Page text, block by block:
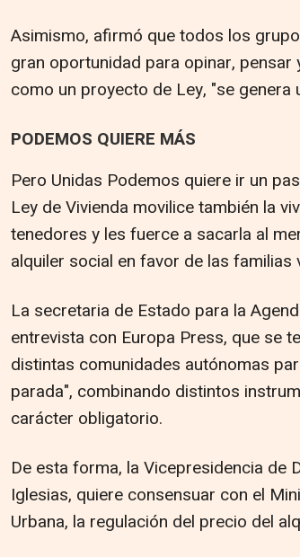
Asimismo, afirmó que todos los
gran oportunidad para opinar,
como un proyecto de Ley, "se
PODEMOS QUIERE MÁS
Pero Unidas Podemos quiere ir un
Ley de Vivienda movilice también la
tenedores y les fuerce a sacarla al
alquiler social en favor de las familias
La secretaria de Estado para la
entrevista con Europa Press, que se
distintas comunidades autónomas
parada", combinando distintos
carácter obligatorio.
De esta forma, la Vicepresidencia de
Iglesias, quiere consensuar con el
Urbana, la regulación del precio del